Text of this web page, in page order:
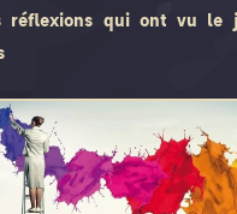
réflexions qui ont vu le